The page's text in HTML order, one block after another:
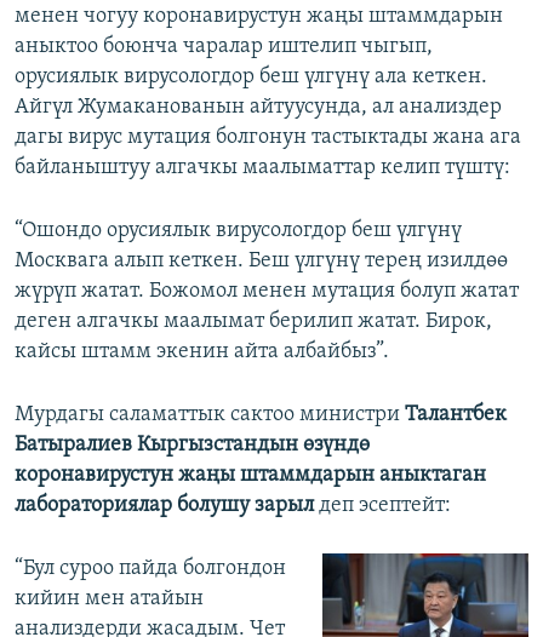
менен чогуу коронавирустун жаңы штаммдарын
аныктоо боюнча чаралар иштелип чыгып,
орусиялык вирусологдор беш үлгүнү ала кеткен.
Айгүл Жумаканованын айтуусунда, ал анализдер
дагы вирус мутация болгонун тастыктады жана ага
байланыштуу алгачкы маалыматтар келип түштү:
“Ошондо орусиялык вирусологдор беш үлгүнү
Москвага алып кеткен. Беш үлгүнү терең изилдөө
жүрүп жатат. Божомол менен мутация болуп жатат
деген алгачкы маалымат берилип жатат. Бирок,
кайсы штамм экенин айта албайбыз”.
Мурдагы саламаттык сактоо министри Талантбек
Батыралиев Кыргызстандын өзүндө
коронавирустун жаңы штаммдарын аныктаган
лабораториялар болушу зарылдеп эсептейт:
“Бул суроо пайда болгондон
кийин мен атайын
анализдерди жасадым. Чет